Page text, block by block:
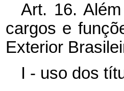
Art. 16.
cargos e
Exterior
I - uso dos